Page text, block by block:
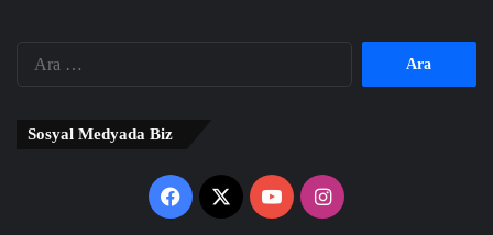
Sosyal Medyada Biz
Facebook
X YouTubeInstagram